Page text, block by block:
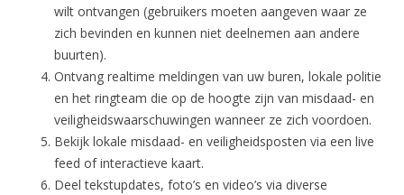
wilt ontvangen (gebruikers moeten aangeven waar ze
zich bevinden en kunnen niet deelnemen aan andere
buurten).
Ontvang realtime meldingen van uw buren, lokale politie
en het ringteam die op de hoogte zijn van misdaad- en
veiligheidswaarschuwingen wanneer ze zich voordoen.
Bekijk lokale misdaad- en veiligheidsposten via een live
feed of interactieve kaart.
Deel tekstupdates, foto’s en video’s via diverse